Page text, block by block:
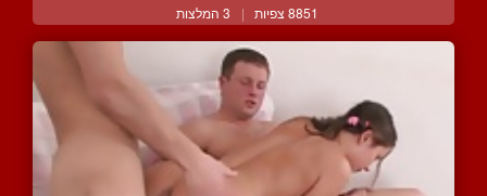
8851 צפיות | 3 המלצות